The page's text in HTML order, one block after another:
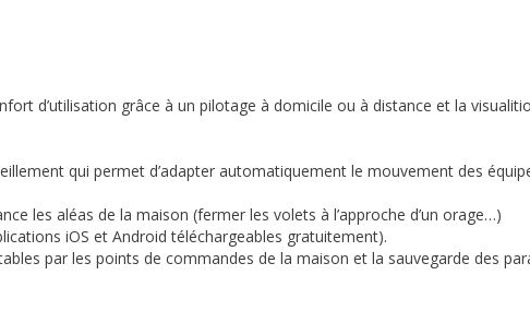
d’utilisation grâce à un pilotage à domicile ou à distance et la
qui permet d’adapter automatiquement le mouvement des
les aléas de la maison (fermer les volets à l’approche d’un orage…)
iOS et Android téléchargeables gratuitement).
par les points de commandes de la maison et la sauvegarde des